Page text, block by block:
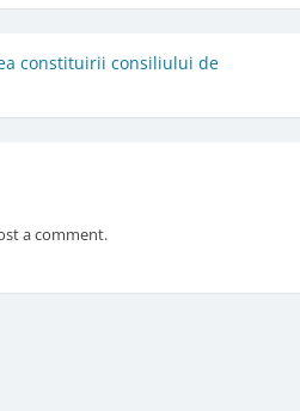
constituirii consiliului de
a comment.